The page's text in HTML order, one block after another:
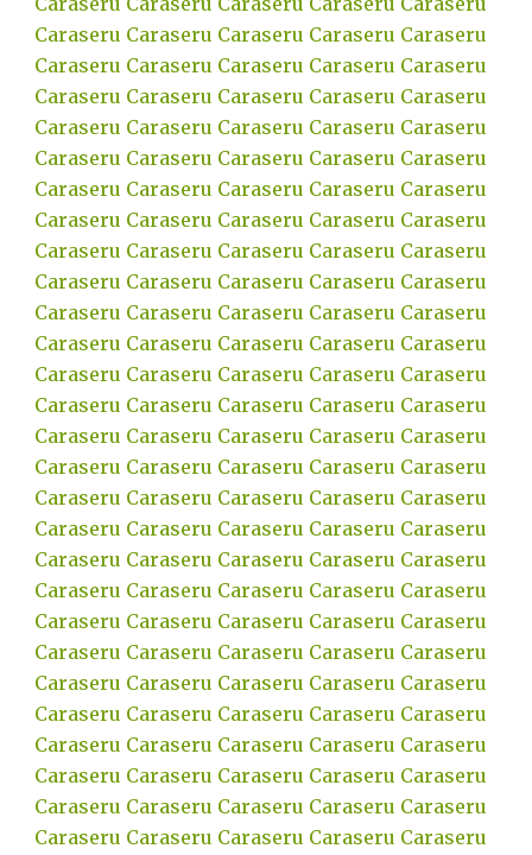
Caraseru Caraseru Caraseru Caraseru Caraseru
Caraseru Caraseru Caraseru Caraseru Caraseru
Caraseru Caraseru Caraseru Caraseru Caraseru
Caraseru Caraseru Caraseru Caraseru Caraseru
Caraseru Caraseru Caraseru Caraseru Caraseru
Caraseru Caraseru Caraseru Caraseru Caraseru
Caraseru Caraseru Caraseru Caraseru Caraseru
Caraseru Caraseru Caraseru Caraseru Caraseru
Caraseru Caraseru Caraseru Caraseru Caraseru
Caraseru Caraseru Caraseru Caraseru Caraseru
Caraseru Caraseru Caraseru Caraseru Caraseru
Caraseru Caraseru Caraseru Caraseru Caraseru
Caraseru Caraseru Caraseru Caraseru Caraseru
Caraseru Caraseru Caraseru Caraseru Caraseru
Caraseru Caraseru Caraseru Caraseru Caraseru
Caraseru Caraseru Caraseru Caraseru Caraseru
Caraseru Caraseru Caraseru Caraseru Caraseru
Caraseru Caraseru Caraseru Caraseru Caraseru
Caraseru Caraseru Caraseru Caraseru Caraseru
Caraseru Caraseru Caraseru Caraseru Caraseru
Caraseru Caraseru Caraseru Caraseru Caraseru
Caraseru Caraseru Caraseru Caraseru Caraseru
Caraseru Caraseru Caraseru Caraseru Caraseru
Caraseru Caraseru Caraseru Caraseru Caraseru
Caraseru Caraseru Caraseru Caraseru Caraseru
Caraseru Caraseru Caraseru Caraseru Caraseru
Caraseru Caraseru Caraseru Caraseru Caraseru